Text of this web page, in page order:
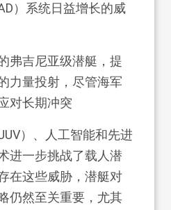
）系统日益增长的威
弗吉尼亚级潜艇，提
力量投射，尽管海军
对长期冲突
）、人工智能和先进
进一步挑战了载人潜
在这些威胁，潜艇对
仍然至关重要，尤其